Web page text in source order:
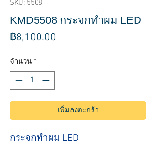
SKU: 5508
KMD5508 กระจกทำผม LED
฿8,100.00
จำนวน *
เพิ่มลงตะกร้า
กระจกทำผม LED